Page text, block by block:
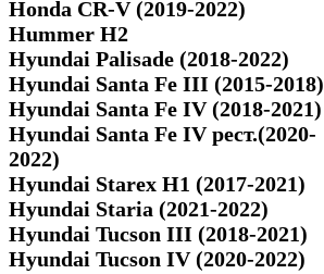
Honda CR-V (2019-2022)
Hummer H2
Hyundai Palisade (2018-2022)
Hyundai Santa Fe III (2015-2018)
Hyundai Santa Fe IV (2018-2021)
Hyundai Santa Fe IV рест.(2020-
2022)
Hyundai Starex H1 (2017-2021)
Hyundai Staria (2021-2022)
Hyundai Tucson III (2018-2021)
Hyundai Tucson IV (2020-2022)